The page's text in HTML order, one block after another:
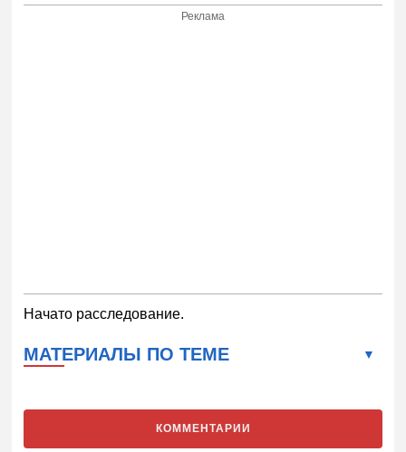
Реклама
Начато расследование.
МАТЕРИАЛЫ ПО ТЕМЕ
КОММЕНТАРИИ